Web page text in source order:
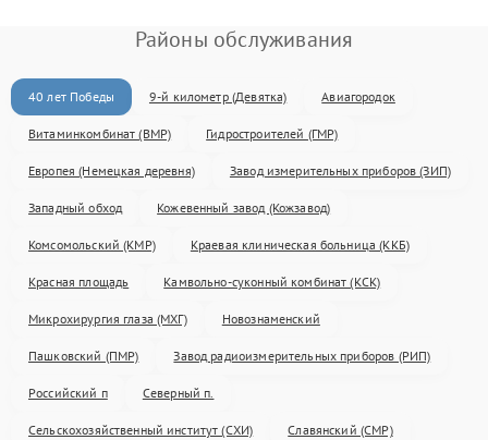
Районы обслуживания
40 лет Победы 9-й километр (Девятка) Авиагородок
Витаминкомбинат (ВМР) Гидростроителей (ГМР)
Европея (Немецкая деревня) Завод измерительных приборов (ЗИП)
Западный обход Кожевенный завод (Кожзавод)
Комсомольский (КМР) Краевая клиническая больница (ККБ)
Красная площадь Камвольно-суконный комбинат (КСК)
Микрохирургия глаза (МХГ) Новознаменский
Пашковский (ПМР) Завод радиоизмерительных приборов (РИП)
Российский п Северный п.
Сельскохозяйственный институт (СХИ) Славянский (СМР)